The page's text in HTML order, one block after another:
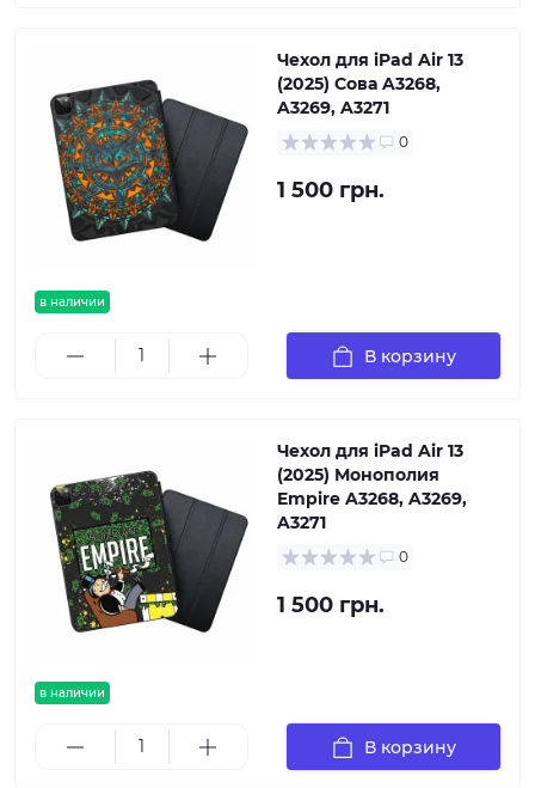
в наличии
Чехол для iPad Air 13
(2025) Сова A3268,
A3269, A3271
0
1 500 грн.
В корзину
в наличии
Чехол для iPad Air 13
(2025) Монополия
Empire A3268, A3269,
A3271
0
1 500 грн.
В корзину